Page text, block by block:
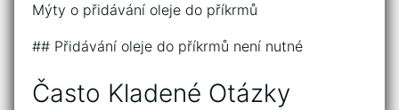
Mýty o přidávání oleje do příkrmů
## Přidávání oleje do příkrmů není nutné
Často Kladené Otázky